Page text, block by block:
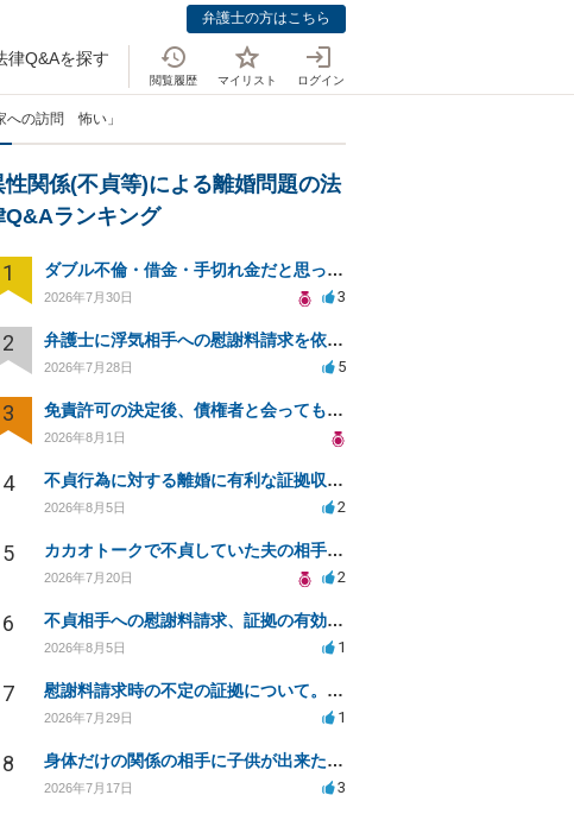
弁護士の方はこちら
律Q&Aを探す
閲覧履歴 マイリスト ログイン
への訪問 怖い」
性関係(不貞等)による離婚問題の法
Q&Aランキング
1 ダブル不倫・借金・手切れ金だと思っていたお金を1年後いまさら脅迫罪として通知書が来てまとめて請求
2026年7月30日 3
2 弁護士に浮気相手への慰謝料請求を依頼する費用相場は？
2026年7月28日 5
3 免責許可の決定後、債権者と会ってもいいのか？
2026年8月1日
4 不貞行為に対する離婚に有利な証拠収集方法と法的手続きについて
2026年8月5日 2
5 カカオトークで不貞していた夫の相手を特定したい
2026年7月20日 2
6 不貞相手への慰謝料請求、証拠の有効性と対応方法は？
2026年8月5日 1
7 慰謝料請求時の不定の証拠について。効力があるのか知りたい。
2026年7月29日 1
8 身体だけの関係の相手に子供が出来たと言われ認知、養育費を要求されているが自身の子供か分からない
2026年7月17日 3